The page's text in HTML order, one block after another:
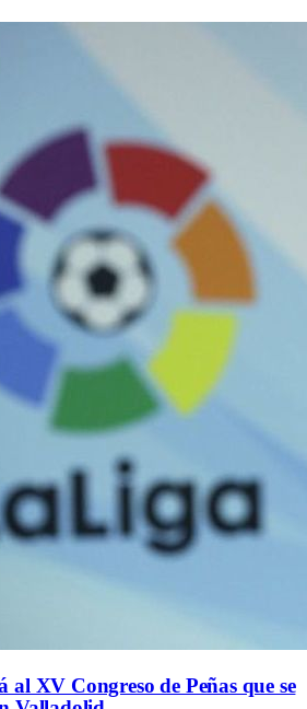
al XV Congreso de Peñas que se